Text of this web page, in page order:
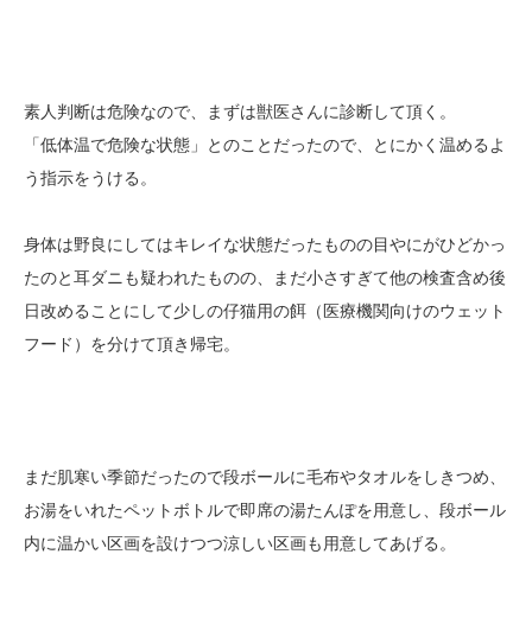
素人判断は危険なので、まずは獣医さんに診断して頂く。
「低体温で危険な状態」とのことだったので、とにかく温めるよ
う指示をうける。
身体は野良にしてはキレイな状態だったものの目やにがひどかっ
たのと耳ダニも疑われたものの、まだ小さすぎて他の検査含め後
日改めることにして少しの仔猫用の餌（医療機関向けのウェット
フード）を分けて頂き帰宅。
まだ肌寒い季節だったので段ボールに毛布やタオルをしきつめ、
お湯をいれたペットボトルで即席の湯たんぽを用意し、段ボール
内に温かい区画を設けつつ涼しい区画も用意してあげる。